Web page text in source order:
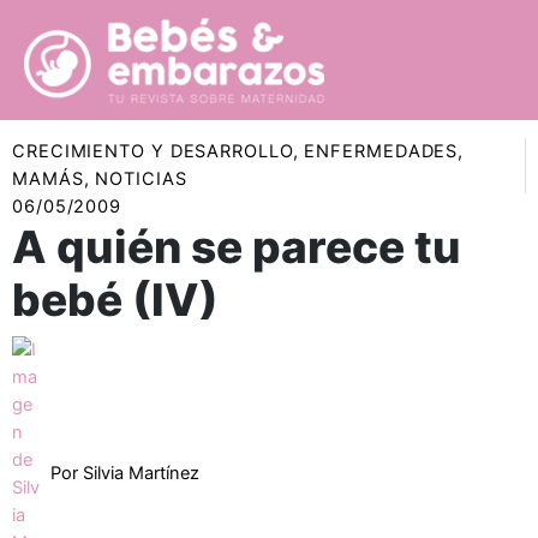
contenido
CRECIMIENTO Y DESARROLLO, ENFERMEDADES,
MAMÁS, NOTICIAS
06/05/2009
A quién se parece tu
bebé (IV)
Por Silvia Martínez